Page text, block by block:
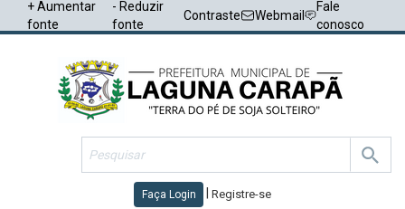
+ Aumentar
fonte
- Reduzir
fonte
Contraste Webmail
Fale
conosco
Faça Login Registre-se